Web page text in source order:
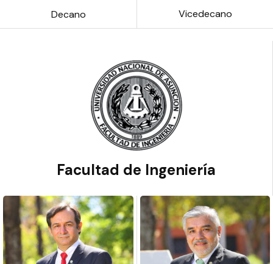
Decano
Vicedecano
Facultad de Ingeniería